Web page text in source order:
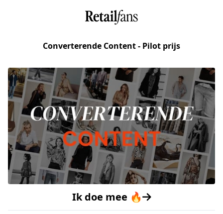
Converterende Content - Pilot prijs
Ik doe mee 🔥